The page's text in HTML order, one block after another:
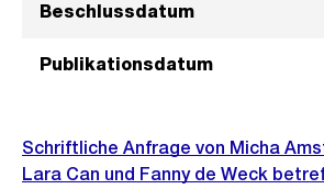
Beschlussdatum
Publikationsdatum
Schriftliche Anfrage von Micha
Lara Can und Fanny de Weck